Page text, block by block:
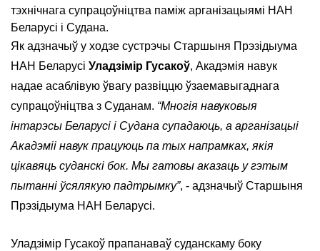
тэхнічнага супрацоўніцтва паміж арганізацыямі НАН
Беларусі і Судана.
Як адзначыў у ходзе сустрэчы Старшыня Прэзідыума
НАН Беларусі Уладзімір Гусакоў, Акадэмія навук
надае асаблівую ўвагу развіццю ўзаемавыгаднага
супрацоўніцтва з Суданам. “Многія навуковыя
інтарэсы Беларусі і Судана супадаюць, а арганізацыі
Акадэміі навук працуюць па тых напрамках, якія
цікавяць суданскі бок. Мы гатовы аказаць у гэтым
пытанні ўсялякую падтрымку”, - адзначыў Старшыня
Прэзідыума НАН Беларусі.
Уладзімір Гусакоў прапанаваў суданскаму боку